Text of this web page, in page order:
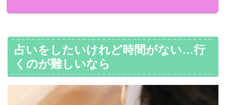
占いをしたいけれど時間がない…行
くのが難しいなら